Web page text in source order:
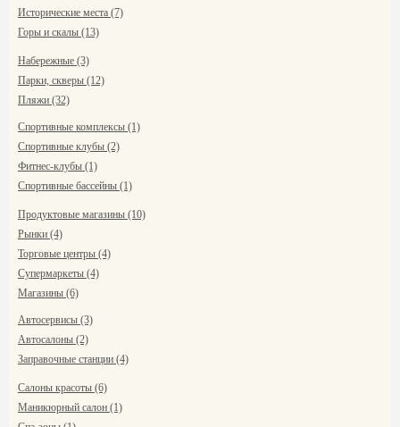
Исторические места (7)
Горы и скалы (13)
Набережные (3)
Парки, скверы (12)
Пляжи (32)
Спортивные комплексы (1)
Спортивные клубы (2)
Фитнес-клубы (1)
Спортивные бассейны (1)
Продуктовые магазины (10)
Рынки (4)
Торговые центры (4)
Супермаркеты (4)
Магазины (6)
Автосервисы (3)
Автосалоны (2)
Заправочные станции (4)
Салоны красоты (6)
Маникюрный салон (1)